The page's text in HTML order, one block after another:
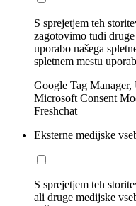
S sprejetjem teh
zagotovimo tudi
uporabo našega
spletnem mestu
Google Tag
Microsoft Consent
Freshchat
Eksterne medijske
S sprejetjem teh
ali druge medijske